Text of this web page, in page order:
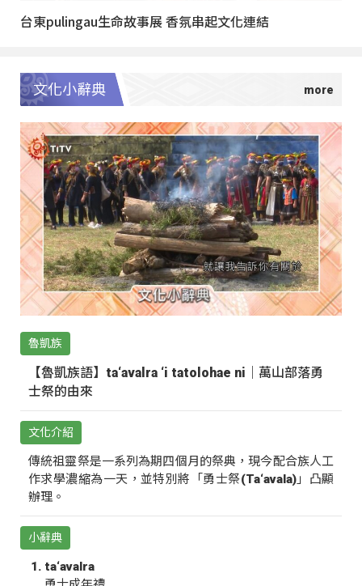
台東pulingau生命故事展 香氛串起文化連結
文化小辭典
魯凱族
【魯凱族語】ta‘avalra ‘i tatolohae ni｜萬山部落勇
士祭的由來
文化介紹
傳統祖靈祭是一系列為期四個月的祭典，現今配合族人工
作求學濃縮為一天，並特別將「勇士祭(Ta‘avala)」凸顯
辦理。
小辭典
ta‘avalra